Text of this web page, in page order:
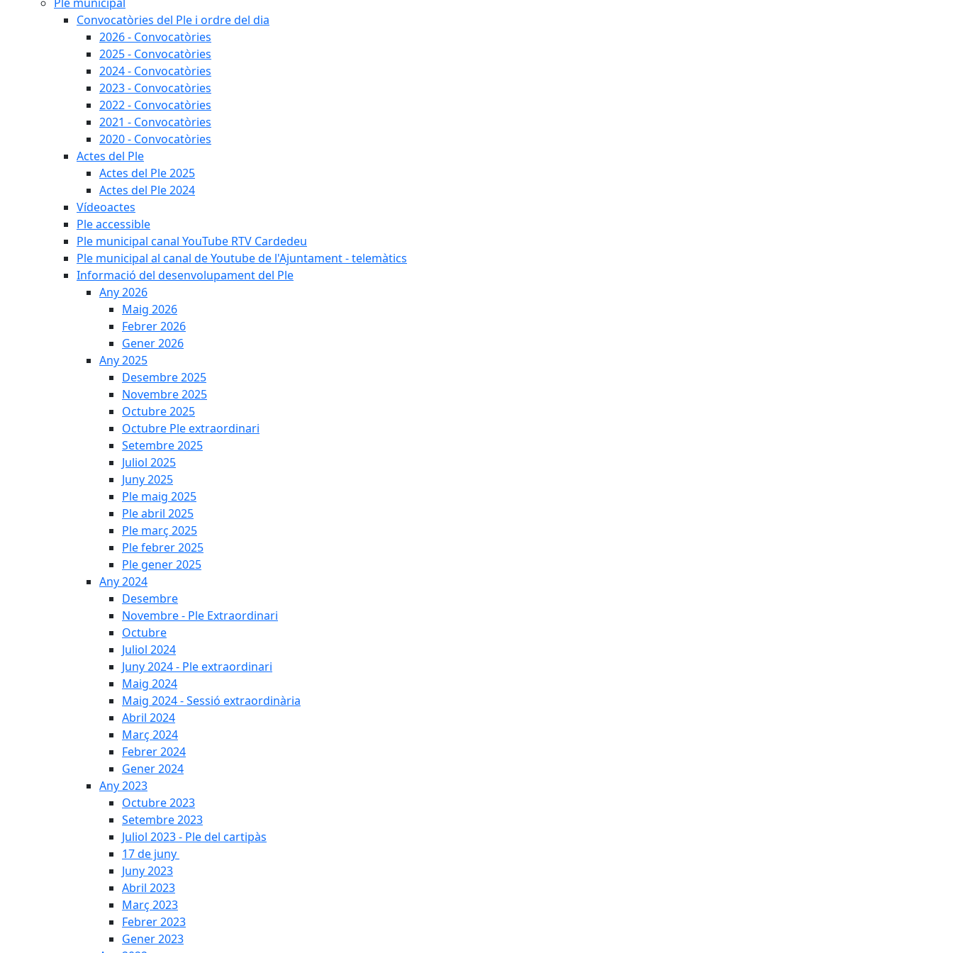
Convocatòries del Ple i ordre del dia
2026 - Convocatòries
2025 - Convocatòries
2024 - Convocatòries
2023 - Convocatòries
2022 - Convocatòries
2021 - Convocatòries
2020 - Convocatòries
Actes del Ple
Actes del Ple 2025
Actes del Ple 2024
Vídeoactes
Ple accessible
Ple municipal canal YouTube RTV Cardedeu
Ple municipal al canal de Youtube de l'Ajuntament - telemàtics
Informació del desenvolupament del Ple
Any 2026
Maig 2026
Febrer 2026
Gener 2026
Any 2025
Desembre 2025
Novembre 2025
Octubre 2025
Octubre Ple extraordinari
Setembre 2025
Juliol 2025
Juny 2025
Ple maig 2025
Ple abril 2025
Ple març 2025
Ple febrer 2025
Ple gener 2025
Any 2024
Desembre
Novembre - Ple Extraordinari
Octubre
Juliol 2024
Juny 2024 - Ple extraordinari
Maig 2024
Maig 2024 - Sessió extraordinària
Abril 2024
Març 2024
Febrer 2024
Gener 2024
Any 2023
Octubre 2023
Setembre 2023
Juliol 2023 - Ple del cartipàs
17 de juny
Juny 2023
Abril 2023
Març 2023
Febrer 2023
Gener 2023